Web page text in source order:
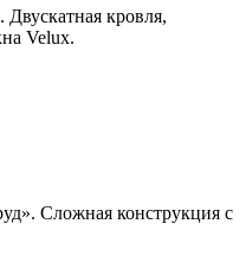
кровля,
Velux.
Сложная конструкция с